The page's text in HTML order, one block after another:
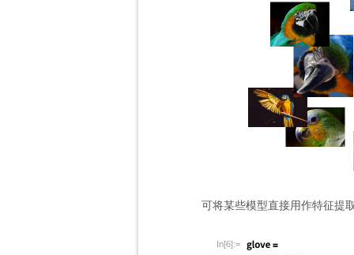
可将某些模型直接用作特征提
In[6]:=